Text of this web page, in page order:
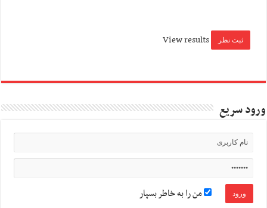
View results
ورود سریع
من را به خاطر بسپار